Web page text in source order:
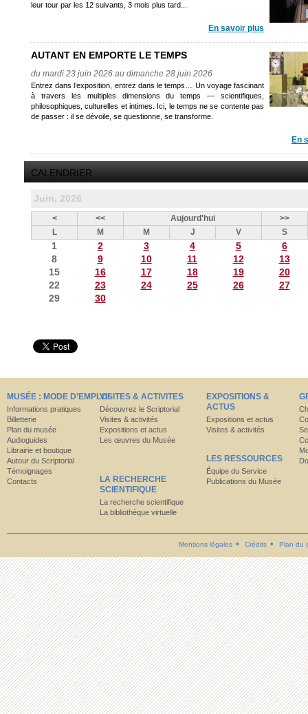
leur tour par les 12 suivants, 3 mois plus tard...
En savoir plus
AUTANT EN EMPORTE LE TEMPS
du mardi 23 juin 2026 au dimanche 28 juin 2026
Entrez dans l’exposition, entrez dans le temps… Un voyage fascinant
à travers les multiples dimensions du temps — scientifiques,
philosophiques, culturelles et intimes. Ici, le temps ne se contente pas
de passer : il se dévoile, se questionne, se transforme.
En
CALENDRIER
Juin, 2026
< << Aujourd'hui
>>
L
M M J V S
1 2 3 4 5
6
8
9 10 11 12
13
15
16 17 18 19
20
22
23 24 25 26
27
29
30
MUSÉE : MODE D’EMPLOI
Informations pratiques
Billetterie
Plan du musée
Audioguides
Librairie et boutique
Autour du Scriptorial
Témoignages
Contacts
VISITES & ACTIVITES
Découvrez le Scriptorial
Visites & activités
Expositions et actus
Les œuvres du Musée
LA RECHERCHE
SCIENTIFIQUE
La recherche scientifique
La bibliothèque virtuelle
EXPOSITIONS &
ACTUS
Expositions et actus
Visites & activités
LES RESSOURCES
Équipe du Service
Publications du Musée
Mentions légales Crédits Plan du